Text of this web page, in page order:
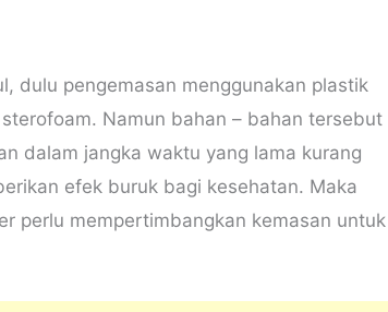
dulu pengemasan menggunakan plastik
Namun bahan – bahan tersebut
dalam jangka waktu yang lama kurang
efek buruk bagi kesehatan. Maka
perlu mempertimbangkan kemasan untuk